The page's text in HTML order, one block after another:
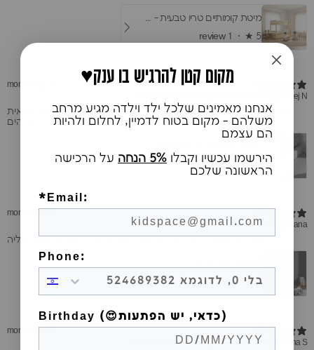
מיטת קומותיים טריו טבעית - עם שתי מיטות חבר
5
★ ·
1 review
areej N.
המיטה מושלמת, מתאימה בול לחדר של הילדה, איכות מצוינת ונראית
מדהים
1
★ ·
1 review
Rana
Verified buyer
•
Purchased 5 months ago
ספרייה מיוחדת ונדירה השתלבה יפה בחדר והילדות עפות עליה
5
★ ·
2 reviews
Rana S.
Verified buyer
•
Purchased 5 months ago
♥️מקום קטן להרגיש בו ענק
אנחנו מאמינים שלכל ילד וילדה מגיע מרחב
משלהם - מקום בטוח לדמיין, לחלום ולהיות
הם עצמם
הירשמו עכשיו וקבלו 5% הנחה
על הרכישה
הראשונה שלכם
*Email:
Phone:
Birthday (😍כדאי, יש הפתעות)